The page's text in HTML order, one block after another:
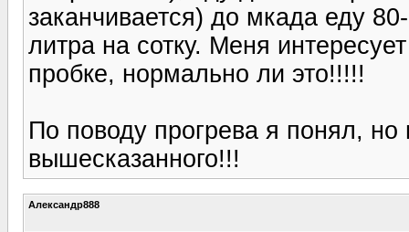
заканчивается) до мкада еду
литра на сотку. Меня
пробке, нормально ли это!!!!!
По поводу прогрева я понял,
вышесказанного!!!
Александр888